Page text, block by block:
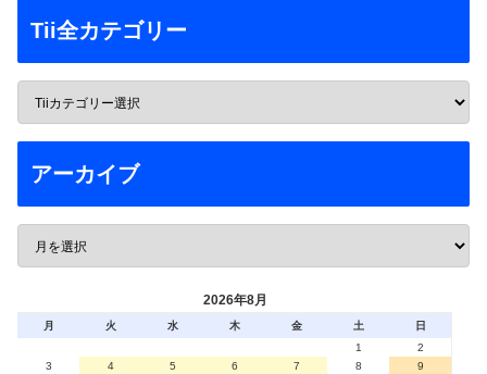
Tii全カテゴリー
アーカイブ
2026年8月
月 火 水 木 金 土
日
1
2
3
4 5 6 7 8
9